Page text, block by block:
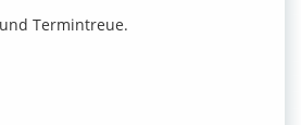
Termintreue.